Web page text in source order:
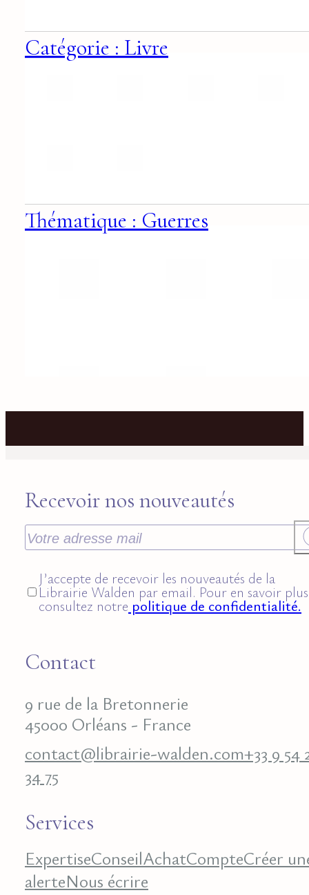
Catégorie : Livre
Thématique : Guerres
Recevoir nos nouveautés
J’accepte de recevoir les nouveautés de la
Librairie Walden par email. Pour en savoir
consultez notre politique de confidentialité.
Contact
9 rue de la Bretonnerie
45000 Orléans - France
contact@librairie-walden.com+33 9 54
34 75
Services
ExpertiseConseilAchatCompteCréer
alerteNous écrire